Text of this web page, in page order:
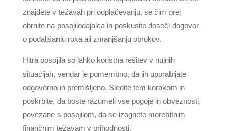
znajdete v težavah pri odplačevanju, se čim prej
obrnite na posojilodajalca in poskusite doseči dogovor
o podaljšanju roka ali zmanjšanju obrokov.
Hitra posojila so lahko koristna rešitev v nujnih
situacijah, vendar je pomembno, da jih uporabljate
odgovorno in premišljeno. Sledite tem korakom in
poskrbite, da boste razumeli vse pogoje in obveznosti,
povezane s posojilom, da se izognete morebitnim
finančnim težavam v prihodnosti.